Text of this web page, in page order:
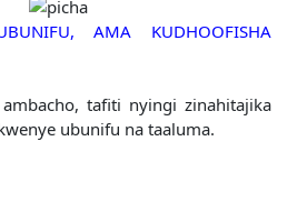
AMA KUDHOOFISHA
tafiti nyingi zinahitajika
ubunifu na taaluma.